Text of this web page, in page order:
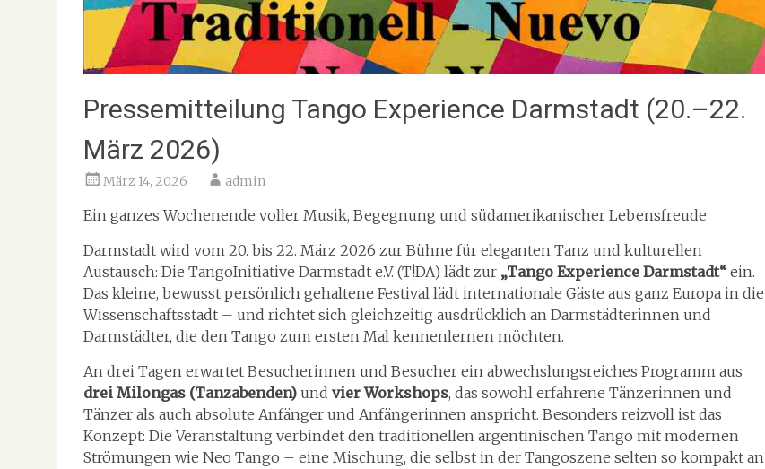
Pressemitteilung Tango Experience Darmstadt (20.–22.
März 2026)
März 14, 2026 admin
Ein ganzes Wochenende voller Musik, Begegnung und südamerikanischer Lebensfreude
Darmstadt wird vom 20. bis 22. März 2026 zur Bühne für eleganten Tanz und kulturellen
Austausch: Die TangoInitiative Darmstadt e.V. (T!DA) lädt zur „Tango Experience Darmstadt“ ein.
Das kleine, bewusst persönlich gehaltene Festival lädt internationale Gäste aus ganz Europa in die
Wissenschaftsstadt – und richtet sich gleichzeitig ausdrücklich an Darmstädterinnen und
Darmstädter, die den Tango zum ersten Mal kennenlernen möchten.
An drei Tagen erwartet Besucherinnen und Besucher ein abwechslungsreiches Programm aus
drei Milongas (Tanzabenden) und vier Workshops, das sowohl erfahrene Tänzerinnen und
Tänzer als auch absolute Anfänger und Anfängerinnen anspricht. Besonders reizvoll ist das
Konzept: Die Veranstaltung verbindet den traditionellen argentinischen Tango mit modernen
Strömungen wie Neo Tango – eine Mischung, die selbst in der Tangoszene selten so kompakt an